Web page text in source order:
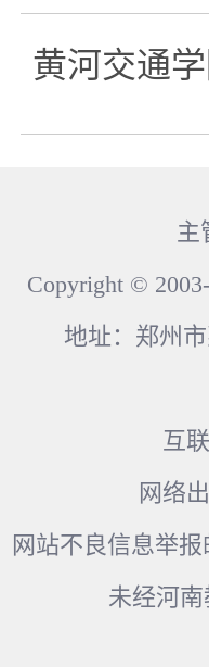
黄河交通
主
Copyright ©
地址：郑州
互
网络
网站不良信息举报
未经河